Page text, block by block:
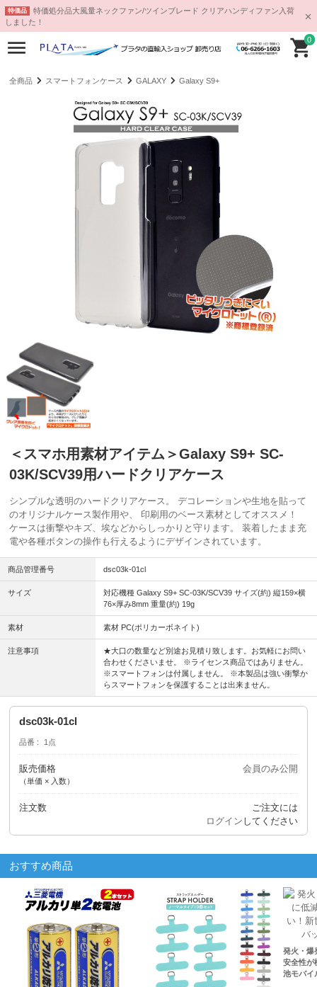
特価品
特価処分品大風量ネックファン/ツインブレード クリアハンディファン入荷
しました！
0
全商品 スマートフォンケース GALAXY Galaxy S9+
＜スマホ用素材アイテム＞Galaxy S9+ SC-
03K/SCV39用ハードクリアケース
シンプルな透明のハードクリアケース。 デコレーションや生地を貼って
のオリジナルケース製作用や、 印刷用のベース素材としてオススメ！
ケースは衝撃やキズ、埃などからしっかりと守ります。 装着したまま充
電や各種ボタンの操作も行えるようにデザインされています。
商品管理番号 dsc03k-01cl
サイズ
対応機種 Galaxy S9+ SC-03K/SCV39 サイズ(約) 縦159×横
76×厚み8mm 重量(約) 19g
素材 素材 PC(ポリカーボネイト)
注意事項
★大口の数量など別途お見積り致します。お気軽にお問い
合わせくださいませ。 ※ライセンス商品ではありません。
※スマートフォンは付属しません。 ※本製品は強い衝撃か
らスマートフォンを保護することは出来ません。
dsc03k-01cl
品番 1点
販売価格
（単価 × 入数）
会員のみ公開
注文数
ご注文には
ログイン してください
おすすめ商品
発火・爆
安全性が
池モバイ